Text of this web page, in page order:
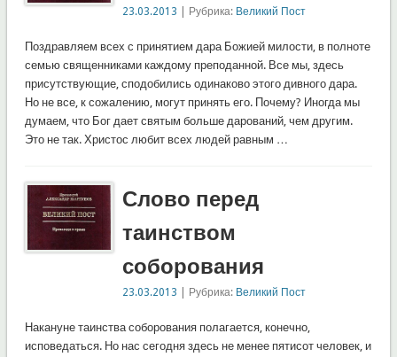
23.03.2013 | Рубрика: Великий Пост
Поздравляем всех с принятием дара Божией милости, в полноте
семью священниками каждому преподанной. Все мы, здесь
присутствующие, сподобились одинаково этого дивного дара.
Но не все, к сожалению, могут принять его. Почему? Иногда мы
думаем, что Бог дает святым больше дарований, чем другим.
Это не так. Христос любит всех людей равным …
Слово перед
таинством
соборования
23.03.2013 | Рубрика: Великий Пост
Накануне таинства соборования полагается, конечно,
исповедаться. Но нас сегодня здесь не менее пятисот человек, и